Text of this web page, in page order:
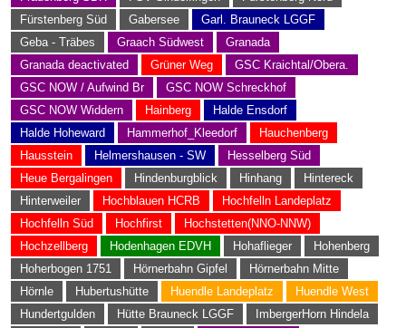
Fürstenberg Süd
Gabersee
Garl. Brauneck LGGF
Geba - Träbes
Graach Südwest
Granada
Granada deactivated
Grüner Weg
GSC Kraichtal/Obera.
GSC NOW / Aufwind Br
GSC NOW Schreckhof
GSC NOW Widdern
Hainberg
Halde Ensdorf
Halde Hoheward
Hammerhof_Kleedorf
Hauchenberg
Hausstein
Helmershausen - SW
Hesselberg Süd
Heue Bergalingen
Hindenburgblick Hinhang
Hintereck
Hinterweiler
Hochblauen HCRB
Hochfelln Landeplatz
Hochfelln Süd
Hochfirst
Hochstetten(NNO-NNW)
Hochzellberg
Hodenhagen EDVH Hohaflieger
Hohenberg
Hoherbogen 1751
Hörnerbahn Gipfel
Hörnerbahn Mitte
Hörnle
Hubertushütte Huendle Landeplatz
Huendle West
Hundertgulden
Hütte Brauneck LGGF
ImbergerHorn Hindela